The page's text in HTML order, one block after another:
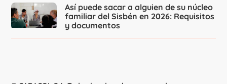
Así puede sacar a alguien de su núcleo
familiar del Sisbén en 2026: Requisitos
y documentos